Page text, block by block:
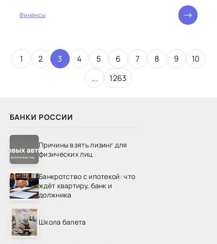
БАНКИ РОССИИ
Причины взять лизинг для
физических лиц
Банкротство с ипотекой: что
ждёт квартиру, банк и
должника
Школа балета
Финансы
1 2 3 4 5 6 7 8 9
10
...
1263